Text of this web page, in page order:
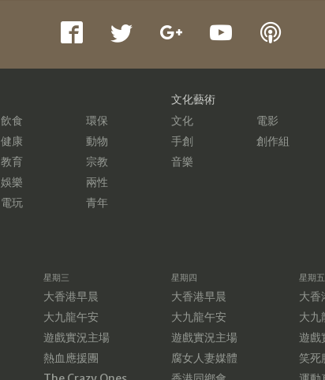
飲食
環保
健康
動物
教育
宗教
娛樂
兩性
電玩 青年
文化藝術
文化
電影
手創
創作組
音樂
星期三
大香港早晨
大九龍午安
遊戲實況主場
熱血應援團
星期四
大香港早晨
大九龍午安
遊戲實況主場
腐女人妻媒體
星期五
大香
大九
遊戲
笑死